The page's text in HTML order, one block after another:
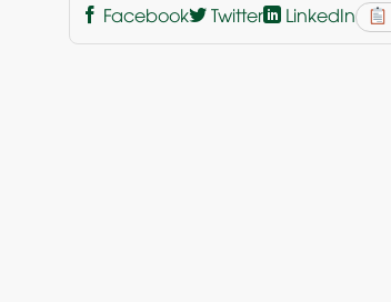
Facebook
Twitter LinkedIn